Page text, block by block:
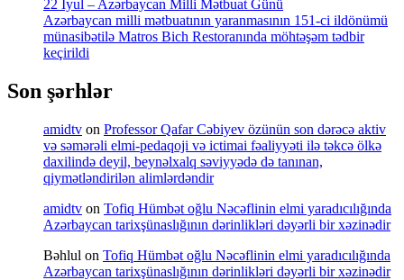
22 İyul – Azərbaycan Milli Mətbuat Günü
Azərbaycan milli mətbuatının yaranmasının 151-ci ildönümü
münasibətilə Matros Bich Restoranında möhtəşəm tədbir
keçirildi
Son şərhlər
amidtv on Professor Qafar Cəbiyev özünün son dərəcə aktiv
və səmərəli elmi-pedaqoji və ictimai fəaliyyəti ilə təkcə ölkə
daxilində deyil, beynəlxalq səviyyədə də tanınan,
qiymətləndirilən alimlərdəndir
amidtv on Tofiq Hümbət oğlu Nəcəflinin elmi yaradıcılığında
Azərbaycan tarixşünaslığının dərinlikləri dəyərli bir xəzinədir
Bəhlul on Tofiq Hümbət oğlu Nəcəflinin elmi yaradıcılığında
Azərbaycan tarixşünaslığının dərinlikləri dəyərli bir xəzinədir